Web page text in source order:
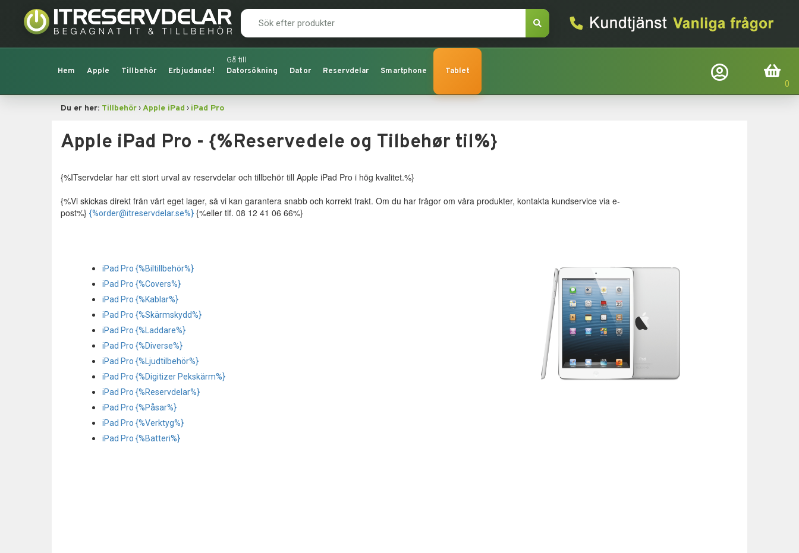
Företagslogin
Adgangskode
Login
Inköpskorg
Hem Apple Tillbehör Erbjudande! Datorsökning Dator Reservdelar Smartphone Tablet
Du er her: Tillbehör›Apple iPad › iPad Pro
Apple iPad Pro - {%Reservedele og Tilbehør til%}
{%ITservdelar har ett stort urval av reservdelar och tillbehör till Apple iPad Pro i hög kvalitet.%}
{%Vi skickas direkt från vårt eget lager, så vi kan garantera snabb och korrekt frakt. Om du har frågor om våra produkter, kontakta kundservice via e-
post%} {%order@itreservdelar.se%} {%eller tlf. 08 12 41 06 66%}
iPad Pro {%Biltillbehör%}
iPad Pro {%Covers%}
iPad Pro {%Kablar%}
iPad Pro {%Skärmskydd%}
iPad Pro {%Laddare%}
iPad Pro {%Diverse%}
iPad Pro {%Ljudtilbehör%}
iPad Pro {%Digitizer Pekskärm%}
iPad Pro {%Reservdelar%}
iPad Pro {%Påsar%}
iPad Pro {%Verktyg%}
iPad Pro {%Batteri%}